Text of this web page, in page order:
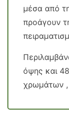
μέσα από
προάγουν
όψης και
χρωμάτων ,